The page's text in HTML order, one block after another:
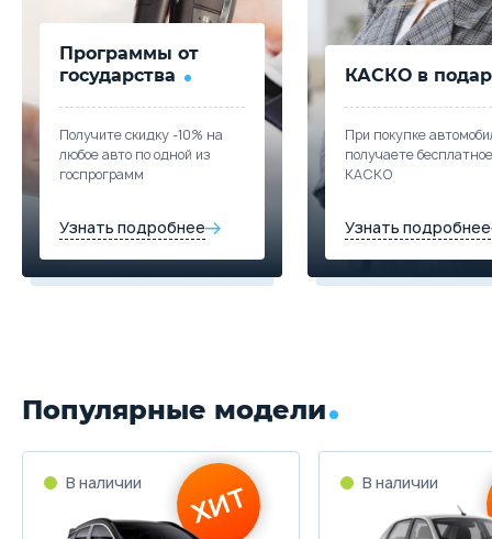
Программы от
государства
Получите скидку -10% на
любое авто по одной из
госпрограмм
Узнать подробнее
КАСКО в
При покупке
получаете бесплатное
КАСКО
Узнать подробнее
Популярные модели